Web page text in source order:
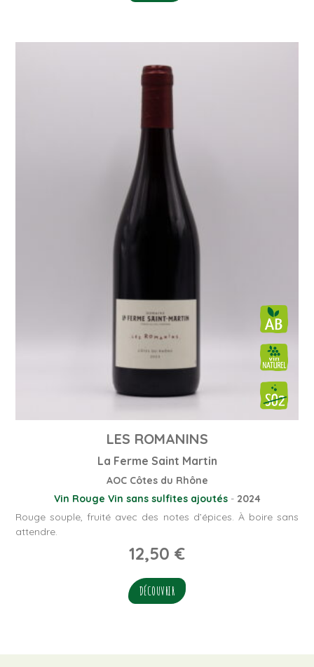
LES ROMANINS
La Ferme Saint Martin
AOC Côtes du Rhône
Vin Rouge Vin sans sulfites ajoutés- 2024
Rouge souple, fruité avec des notes d’épices. À boire sans
attendre.
12,50 €
DÉCOUVRIR